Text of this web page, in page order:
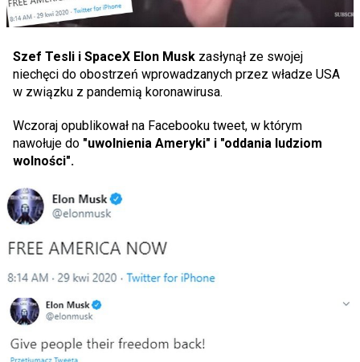
Szef Tesli i SpaceX Elon Musk zasłynął ze swojej
niechęci do obostrzeń wprowadzanych przez władze USA
w związku z pandemią koronawirusa.
Wczoraj opublikował na Facebooku tweet, w którym
nawołuje do "uwolnienia Ameryki" i "oddania ludziom
wolności".